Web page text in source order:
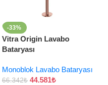
-33%
Vitra Origin Lavabo
Bataryası
Monoblok Lavabo Bataryası
66.342₺ 44.581₺